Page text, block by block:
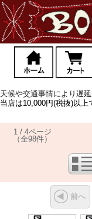
天候や交通事情により遅
当店は10,000円(税抜)以上
1 / 4ページ
（全98件）
前へ